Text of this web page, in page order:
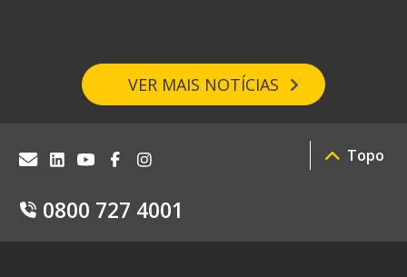
VER MAIS NOTÍCIAS
0800 727 4001
Topo